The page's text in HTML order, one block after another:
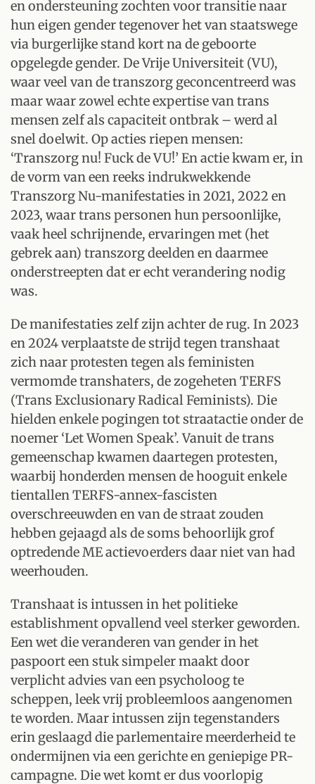
en ondersteuning zochten voor transitie naar
hun eigen gender tegenover het van staatswege
via burgerlijke stand kort na de geboorte
opgelegde gender. De Vrije Universiteit (VU),
waar veel van de transzorg geconcentreerd was
maar waar zowel echte expertise van trans
mensen zelf als capaciteit ontbrak – werd al
snel doelwit. Op acties riepen mensen:
‘Transzorg nu! Fuck de VU!’ En actie kwam er, in
de vorm van een reeks indrukwekkende
Transzorg Nu-manifestaties in 2021, 2022 en
2023, waar trans personen hun persoonlijke,
vaak heel schrijnende, ervaringen met (het
gebrek aan) transzorg deelden en daarmee
onderstreepten dat er echt verandering nodig
was.
De manifestaties zelf zijn achter de rug. In 2023
en 2024 verplaatste de strijd tegen transhaat
zich naar protesten tegen als feministen
vermomde transhaters, de zogeheten TERFS
(Trans Exclusionary Radical Feminists). Die
hielden enkele pogingen tot straatactie onder de
noemer ‘Let Women Speak’. Vanuit de trans
gemeenschap kwamen daartegen protesten,
waarbij honderden mensen de hooguit enkele
tientallen TERFS-annex-fascisten
overschreeuwden en van de straat zouden
hebben gejaagd als de soms behoorlijk grof
optredende ME actievoerders daar niet van had
weerhouden.
Transhaat is intussen in het politieke
establishment opvallend veel sterker geworden.
Een wet die veranderen van gender in het
paspoort een stuk simpeler maakt door
verplicht advies van een psycholoog te
scheppen, leek vrij probleemloos aangenomen
te worden. Maar intussen zijn tegenstanders
erin geslaagd die parlementaire meerderheid te
ondermijnen via een gerichte en geniepige PR-
campagne. Die wet komt er dus voorlopig